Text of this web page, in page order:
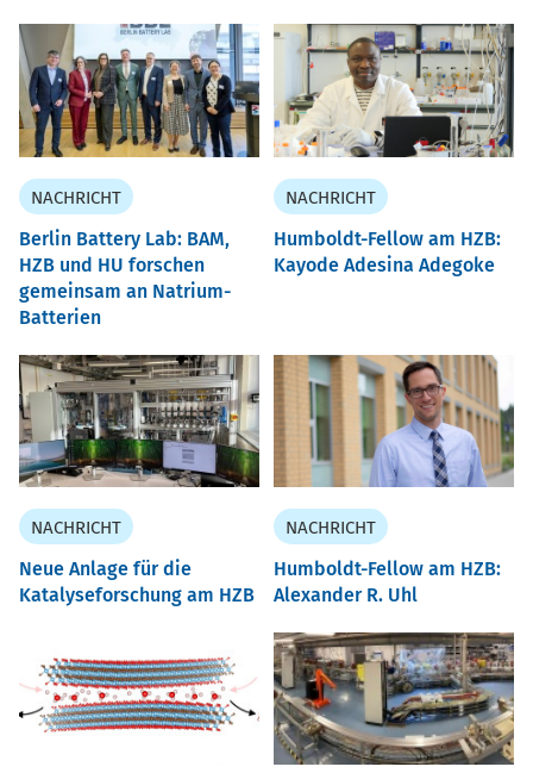
NACHRICHT
Berlin Battery Lab: BAM,
HZB und HU forschen
gemeinsam an Natrium-
Batterien
NACHRICHT
Humboldt-Fellow am HZB:
Kayode Adesina Adegoke
NACHRICHT
Neue Anlage für die
Katalyseforschung am HZB
NACHRICHT
Humboldt-Fellow am HZB:
Alexander R. Uhl